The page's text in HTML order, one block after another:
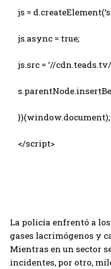
js =
js.async = true;
js.src = ‘//
})(window.document);
</script>
La policía enfrentó a
gases lacrimógenos y
Mientras en un sector
incidentes, por otro,